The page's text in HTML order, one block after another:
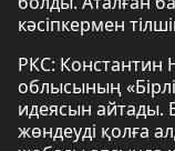
кәсіпкермен
РКС: Константин
облысының
идеясын айтады.
жөндеуді қолға